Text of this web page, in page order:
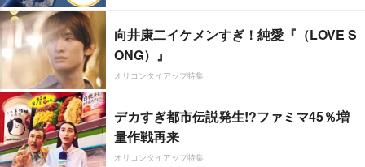
向井康二イケメンすぎ！純愛『（LOVE S
ONG）』
オリコンタイアップ特集
デカすぎ都市伝説発生!?ファミマ45％増
量作戦再来
オリコンタイアップ特集